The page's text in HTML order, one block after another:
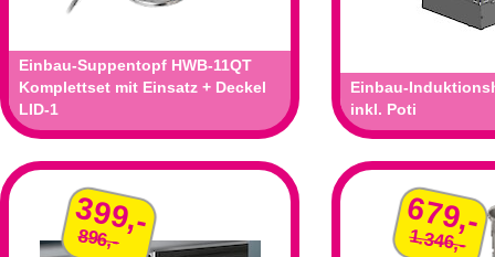
Einbau-Suppentopf HWB-11QT
Komplettset mit Einsatz + Deckel
LID-1
Einbau-
inkl. Poti
399,-
896,- 679,-
1.346,-